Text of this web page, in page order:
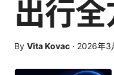
出行
By Vita Kovac · 2026年3